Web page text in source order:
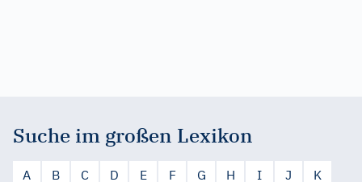
Suche im großen Lexikon
A B C D E F G H I J
K